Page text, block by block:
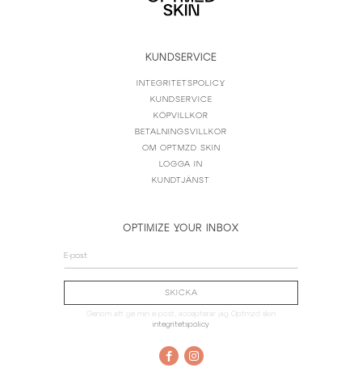
KUNDSERVICE
INTEGRITETSPOLICY
KUNDSERVICE
KÖPVILLKOR
BETALNINGSVILLKOR
OM OPTMZD SKIN
LOGGA IN
KUNDTJÄNST
OPTIMIZE YOUR INBOX
Genom att ge min e-post, accepterar jag Optmzd skin
integritetspolicy